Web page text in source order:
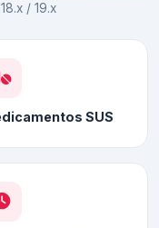
/ 19.x
SUS